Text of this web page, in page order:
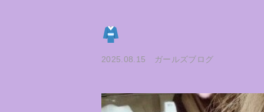
2025.08.15 ガールズブログ